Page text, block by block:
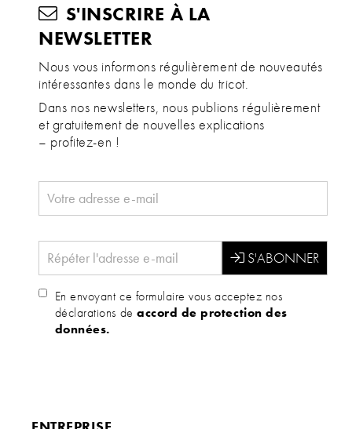
S'INSCRIRE À LA
NEWSLETTER
Nous vous informons régulièrement de nouveautés
intéressantes dans le monde du tricot.
Dans nos newsletters, nous publions régulièrement
et gratuitement de nouvelles explications
– profitez-en !
En envoyant ce formulaire vous acceptez nos
déclarations deaccord de protection des
données.